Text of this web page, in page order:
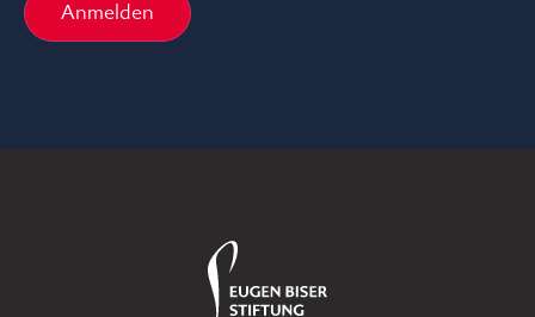
Anmelden